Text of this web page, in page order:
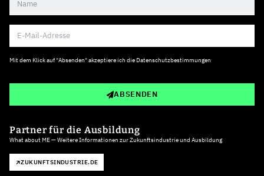
Mit dem Klick auf "Absenden" akzeptiere ich die Datenschutzbestimmungen
ABSENDEN
Partner für die Ausbildung
What about ME — Weitere Informationen zur Zukunftsindustrie und Ausbildung
ZUKUNFTSINDUSTRIE.DE